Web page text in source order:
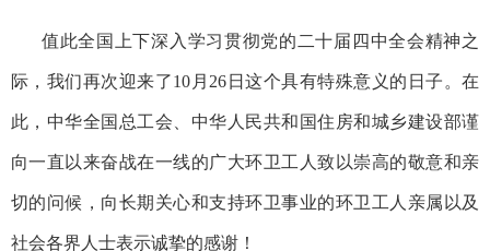
值此全国上下深入学习贯彻党的二十届四中全会精神之
际，我们再次迎来了10月26日这个具有特殊意义的日子。在
此，中华全国总工会、中华人民共和国住房和城乡建设部谨
向一直以来奋战在一线的广大环卫工人致以崇高的敬意和亲
切的问候，向长期关心和支持环卫事业的环卫工人亲属以及
社会各界人士表示诚挚的感谢！